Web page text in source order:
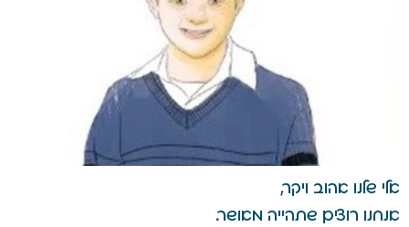
אלי שלנו אהוב ויקר,
אנחנו רוצים שתהייה מאושר.